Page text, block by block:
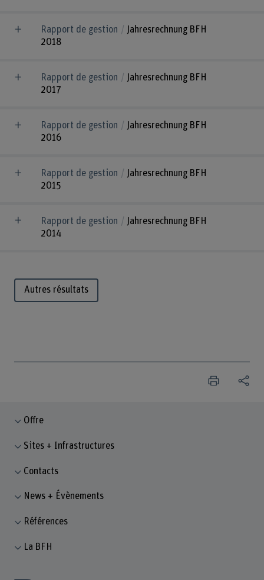
Rapport de gestion
Jahresrechnung BFH
2018
Rapport de gestion
Jahresrechnung BFH
2017
Rapport de gestion
Jahresrechnung BFH
2016
Rapport de gestion
Jahresrechnung BFH
2015
Rapport de gestion
Jahresrechnung BFH
2014
Autres résultats
Offre
Sites + Infrastructures
Contacts
News + Évènements
Références
La BFH